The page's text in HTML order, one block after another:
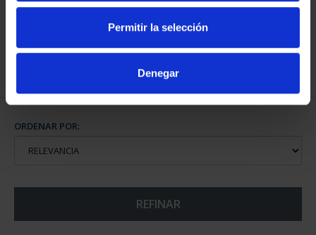
Permitir la selección
Denegar
73,00 €
ORDENAR POR:
REFINAR